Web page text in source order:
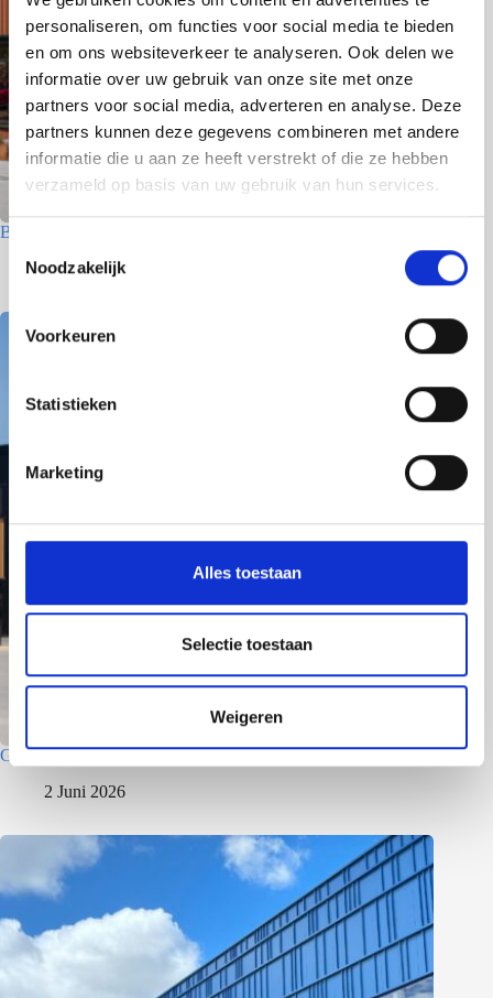
personaliseren, om functies voor social media te bieden
en om ons websiteverkeer te analyseren. Ook delen we
informatie over uw gebruik van onze site met onze
partners voor social media, adverteren en analyse. Deze
partners kunnen deze gegevens combineren met andere
informatie die u aan ze heeft verstrekt of die ze hebben
verzameld op basis van uw gebruik van hun services.
e
e
Noodzakelijk
Voorkeuren
Statistieken
Marketing
Alles toestaan
Selectie toestaan
Weigeren
Betriebsgebäude – Den Helder
8 Juni 2026
Gewerbepark – Asten
2 Juni 2026